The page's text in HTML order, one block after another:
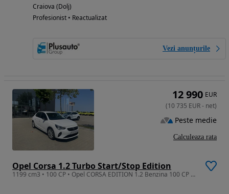
Craiova (Dolj)
Profesionist • Reactualizat
Vezi anunțurile
Opel Corsa 1.2 Turbo Start/Stop Edition
1199 cm3 • 100 CP • Opel CORSA EDITION 1.2 Benzina 100 CP MT6
12 990 EUR
(10 735 EUR- net)
Peste medie
Calculeaza rata